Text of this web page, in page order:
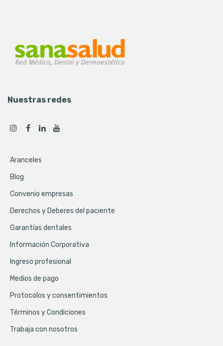
Nuestras redes
Aranceles
Blog
Convenio empresas
Derechos y Deberes del paciente
Garantías dentales
Información Corporativa
Ingreso profesional
Medios de pago
Protocolos y consentimientos
Términos y Condiciones
Trabaja con nosotros